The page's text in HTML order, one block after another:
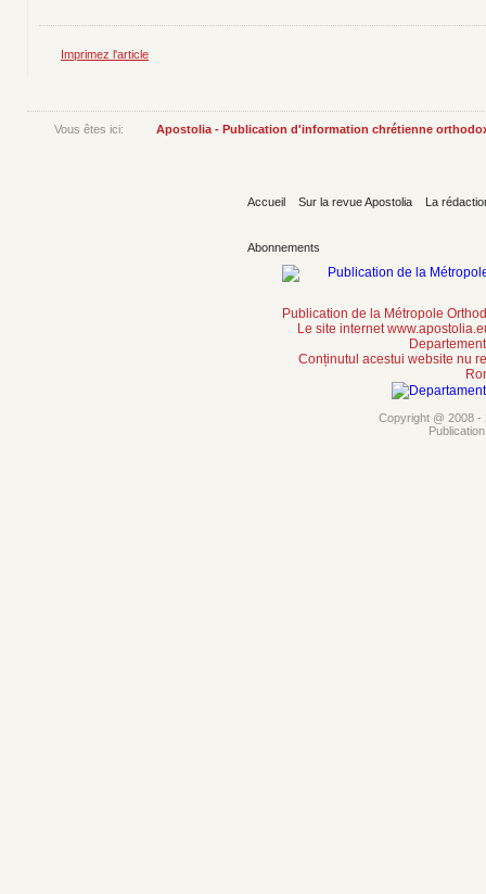
Imprimez l'article
Vous êtes ici: Apostolia - Publication d'information chrétienne
Accueil Sur la revue Apostolia La
Abonnements
Publication de la Métropole
Le site internet
Conținutul acestui website nu
Copyright @ 2008 -